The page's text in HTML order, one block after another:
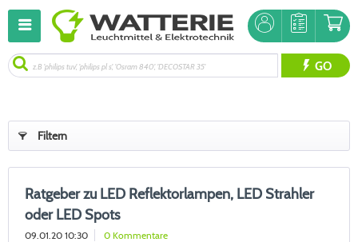
GO
Filtern
Ratgeber zu LED Reflektorlampen, LED Strahler
oder LED Spots
09.01.20 10:30 0 Kommentare